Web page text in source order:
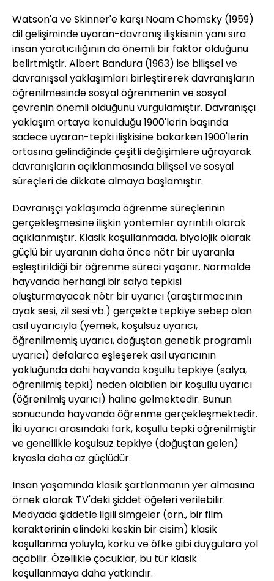
Watson'a ve Skinner'e karşı Noam Chomsky (1959)
dil gelişiminde uyaran-davranış ilişkisinin yanı sıra
insan yaratıcılığının da önemli bir faktör olduğunu
belirtmiştir. Albert Bandura (1963) ise bilişsel ve
davranışsal yaklaşımları birleştirerek davranışların
öğrenilmesinde sosyal öğrenmenin ve sosyal
çevrenin önemli olduğunu vurgulamıştır. Davranışçı
yaklaşım ortaya konulduğu 1900'lerin başında
sadece uyaran-tepki ilişkisine bakarken 1900'lerin
ortasına gelindiğinde çeşitli değişimlere uğrayarak
davranışların açıklanmasında bilişsel ve sosyal
süreçleri de dikkate almaya başlamıştır.
Davranışçı yaklaşımda öğrenme süreçlerinin
gerçekleşmesine ilişkin yöntemler ayrıntılı olarak
açıklanmıştır. Klasik koşullanmada, biyolojik olarak
güçlü bir uyaranın daha önce nötr bir uyaranla
eşleştirildiği bir öğrenme süreci yaşanır. Normalde
hayvanda herhangi bir salya tepkisi
oluşturmayacak nötr bir uyarıcı (araştırmacının
ayak sesi, zil sesi vb.) gerçekte tepkiye sebep olan
asıl uyarıcıyla (yemek, koşulsuz uyarıcı,
öğrenilmemiş uyarıcı, doğuştan genetik programlı
uyarıcı) defalarca eşleşerek asıl uyarıcının
yokluğunda dahi hayvanda koşullu tepkiye (salya,
öğrenilmiş tepki) neden olabilen bir koşullu uyarıcı
(öğrenilmiş uyarıcı) haline gelmektedir. Bunun
sonucunda hayvanda öğrenme gerçekleşmektedir.
İki uyarıcı arasındaki fark, koşullu tepki öğrenilmiştir
ve genellikle koşulsuz tepkiye (doğuştan gelen)
kıyasla daha az güçlüdür.
İnsan yaşamında klasik şartlanmanın yer almasına
örnek olarak TV'deki şiddet öğeleri verilebilir.
Medyada şiddetle ilgili simgeler (örn., bir film
karakterinin elindeki keskin bir cisim) klasik
koşullanma yoluyla, korku ve öfke gibi duygulara yol
açabilir. Özellikle çocuklar, bu tür klasik
koşullanmaya daha yatkındır.